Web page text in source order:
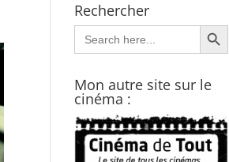
Rechercher
Search
for:
Search Button
Mon autre site sur le
cinéma :